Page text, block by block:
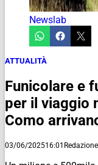
Newslab
ATTUALITÀ
Funicolare e
per il viaggio
Como
03/06/202516:01 Redazione